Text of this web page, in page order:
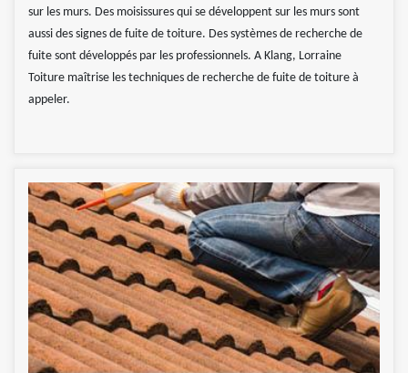
sur les murs. Des moisissures qui se développent sur les murs sont
aussi des signes de fuite de toiture. Des systèmes de recherche de
fuite sont développés par les professionnels. A Klang, Lorraine
Toiture maîtrise les techniques de recherche de fuite de toiture à
appeler.